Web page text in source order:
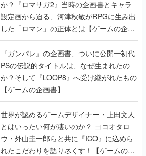
か？『ロマサガ2』当時の企画書とキャラ
設定画から迫る、河津秋敏がRPGに生み出
した「ロマン」の正体とは【ゲームの企画
書】
『ガンパレ』の企画書、ついに公開━初代
PSの伝説的タイトルは、なぜ生まれたの
か？そして『LOOP8』へ受け継がれたもの
【ゲームの企画書】
世界が認めるゲームデザイナー・上田文人
とはいったい何が凄いのか？ ヨコオタロ
ウ・外山圭一郎らと共に『ICO』に込めら
れたこだわりを語り尽くす！【ゲームの企